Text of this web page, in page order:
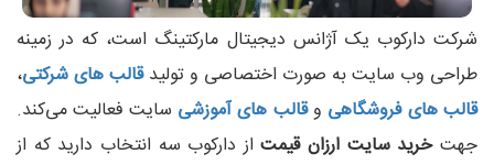
شرکت دارکوب یک آژانس دیجیتال مارکتینگ است، که در زمینه
طراحی وب سایت به صورت اختصاصی و تولیدقالب های شرکتی،
قالب های فروشگاهی وقالب‌ های آموزشی سایت فعالیت می‌کند.
جهتخرید سایت ارزان قیمتاز دارکوب سه انتخاب دارید که از